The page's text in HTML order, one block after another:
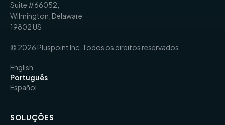
Suite #66052,
Wilmington, Delaware
19802 US
© 2026 Pluspoint Inc. Todos os direitos reservados.
English
Português
Español
SOLUÇÕES